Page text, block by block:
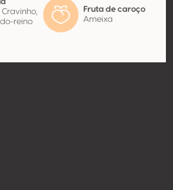
Cravinho,
reino
Fruta de caroço
Ameixa